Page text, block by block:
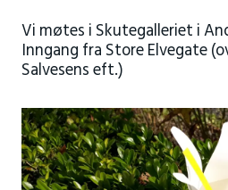
Vi møtes i Skutegalleriet i
Inngang fra Store Elvegate
Salvesens eft.)